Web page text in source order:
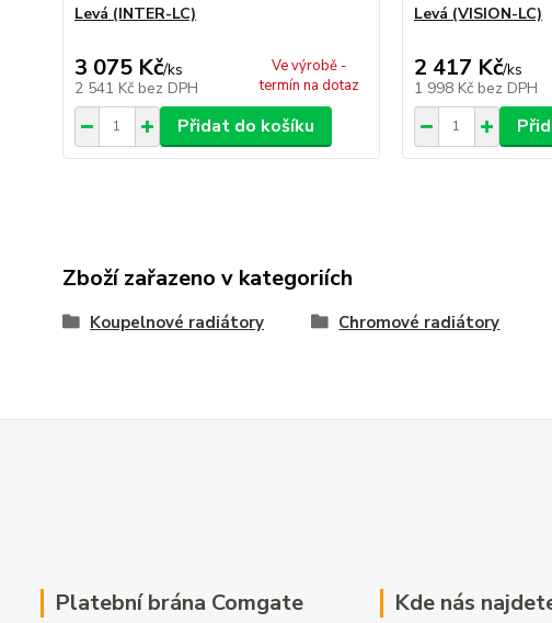
Levá (INTER-LC)
3 075 Kč/ks
2 541 Kč bez DPH
Ve výrobě -
termín na dotaz
Přidat do košíku
Levá (VISION-LC)
2 417 Kč/ks
1 998 Kč bez DPH
Zboží zařazeno v kategoriích
Koupelnové radiátory Chromové radiátory
Platební brána Comgate Kde nás